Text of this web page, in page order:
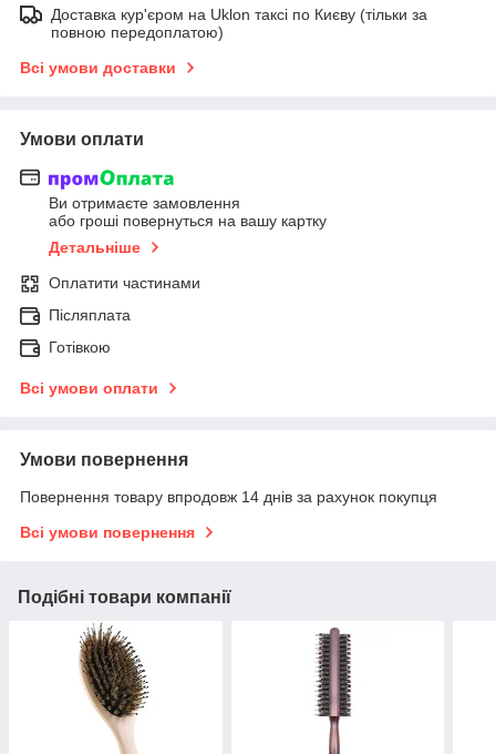
Доставка кур'єром на Uklon таксі по Києву (тільки за
повною передоплатою)
Всі умови доставки
Умови оплати
Ви отримаєте замовлення
або гроші повернуться на вашу картку
Детальніше
Оплатити частинами
Післяплата
Готівкою
Всі умови оплати
Умови повернення
Повернення товару впродовж 14 днів за рахунок покупця
Всі умови повернення
Подібні товари компанії